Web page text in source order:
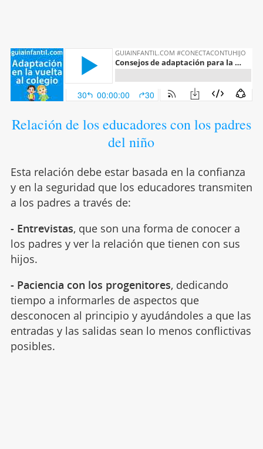
Relación de los educadores con los padres
del niño
Esta relación debe estar basada en la confianza
y en la seguridad que los educadores transmiten
a los padres a través de:
- Entrevistas, que son una forma de conocer a
los padres y ver la relación que tienen con sus
hijos.
- Paciencia con los progenitores, dedicando
tiempo a informarles de aspectos que
desconocen al principio y ayudándoles a que las
entradas y las salidas sean lo menos conflictivas
posibles.